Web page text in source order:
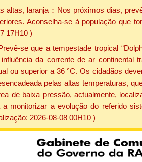
altas, laranja：Nos próximos dias,
Aconselha-se à população que
17H10 )
se que a tempestade tropical
da corrente de ar continental
ou superior a 36 °C. Os cidadãos
pelas altas temperaturas,
de baixa pressão, actualmente,
monitorizar a evolução do referido
2026-08-08 00H10 )